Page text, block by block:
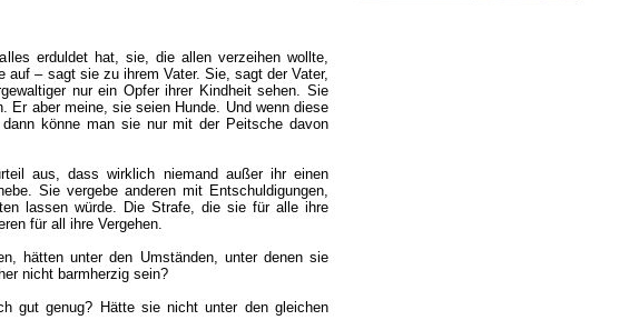
erduldet hat, sie, die allen verzeihen wollte,
auf – sagt sie zu ihrem Vater. Sie, sagt der Vater,
nur ein Opfer ihrer Kindheit sehen. Sie
Er aber meine, sie seien Hunde. Und wenn diese
könne man sie nur mit der Peitsche davon
aus, dass wirklich niemand außer ihr einen
Sie vergebe anderen mit Entschuldigungen,
lassen würde. Die Strafe, die sie für alle ihre
für all ihre Vergehen.
hätten unter den Umständen, unter denen sie
nicht barmherzig sein?
gut genug? Hätte sie nicht unter den gleichen